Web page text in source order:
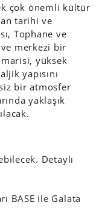
çok önemli kültür
tarihi ve
Tophane ve
merkezi bir
yüksek
yapısını
bir atmosfer
yaklaşık
Detaylı